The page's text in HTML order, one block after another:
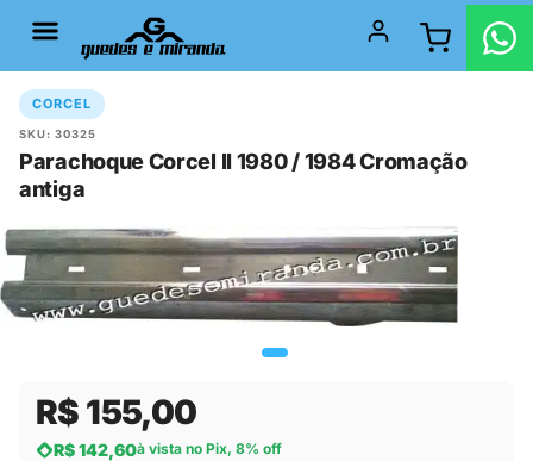
CORCEL
SKU: 30325
Parachoque Corcel II 1980 / 1984 Cromação
antiga
R$ 155,00
R$ 142,60à vista no Pix, 8% off